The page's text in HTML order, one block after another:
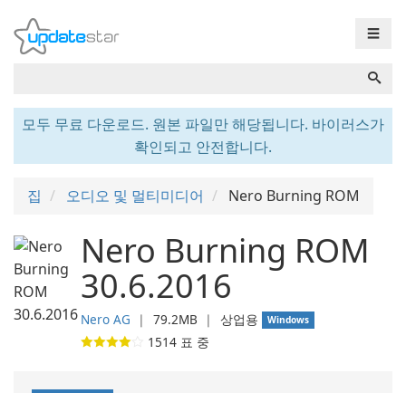
☰
모두 무료 다운로드. 원본 파일만 해당됩니다. 바이러스가
확인되고 안전합니다.
집 오디오 및 멀티미디어 Nero Burning ROM
Nero Burning ROM
30.6.2016
Nero AG ❘ 79.2MB ❘ 상업용 Windows
1514 표 중